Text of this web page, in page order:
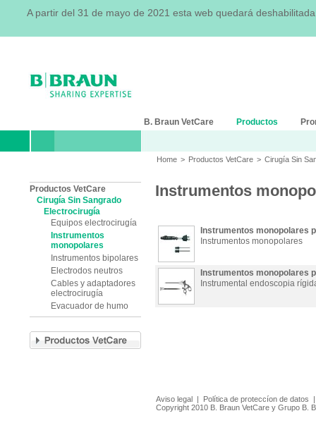
A partir del 31 de mayo de 2021 esta web quedará
B. Braun VetCare Productos
Home > Productos VetCare > Cirugía Sin
Productos VetCare
Cirugía Sin Sangrado
Electrocirugía
Equipos electrocirugía
Instrumentos
monopolares
Instrumentos bipolares
Electrodos neutros
Cables y adaptadores
electrocirugía
Evacuador de humo
Instrumentos
Instrumentos monopolares
Instrumentos monopolares
Instrumentos monopolares
Instrumental endoscopia
Aviso legal | Política de proteccíon de datos
Copyright 2010 B. Braun VetCare y Grupo B.